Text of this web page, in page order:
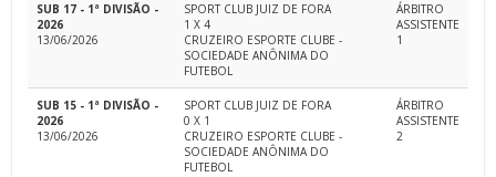
SUB 17 - 1ª DIVISÃO -
2026
13/06/2026
SPORT CLUB JUIZ DE FORA
1 X 4
CRUZEIRO ESPORTE CLUBE -
SOCIEDADE ANÔNIMA DO
FUTEBOL
ÁRBITRO
ASSISTENTE
1
SUB 15 - 1ª DIVISÃO -
2026
13/06/2026
SPORT CLUB JUIZ DE FORA
0 X 1
CRUZEIRO ESPORTE CLUBE -
SOCIEDADE ANÔNIMA DO
FUTEBOL
ÁRBITRO
ASSISTENTE
2